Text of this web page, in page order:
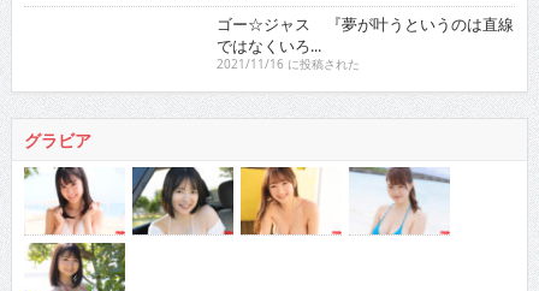
ゴー☆ジャス 『夢が叶うというのは直線ではなくい
2021/11/16 に投稿された
グラビア